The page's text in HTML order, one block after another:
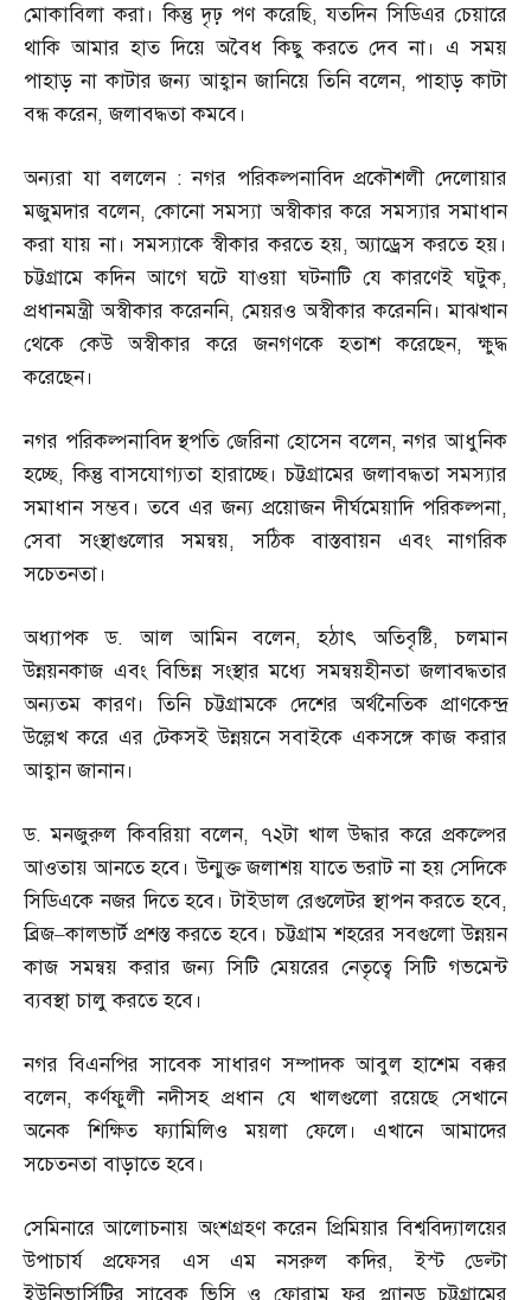
মোকাবিলা করা। কিন্তু দৃঢ় পণ করেছি,যতদিন সিডিএর চেয়ারে
থাকি আমার হাত দিয়ে অবৈধ কিছু করতে দেব না। এ সময়
পাহাড় না কাটার জন্য আহ্বান জানিয়ে তিনি বলেন, পাহাড় কাটা
বন্ধ করেন,জলাবদ্ধতা কমবে।
অন্যরা যা বললেন :নগর পরিকল্পনাবিদ প্রকৌশলী দেলোয়ার
মজুমদার বলেন, কোনো সমস্যা অস্বীকার করে সমস্যার সমাধান
করা যায় না। সমস্যাকে স্বীকার করতে হয়,অ্যাড্রেস করতে হয়।
চট্টগ্রামে কদিন আগে ঘটে যাওয়া ঘটনাটি যে কারণেই ঘটুক,
প্রধানমন্ত্রী অস্বীকার করেননি, মেয়রও অস্বীকার করেননি। মাঝখান
থেকে কেউ অস্বীকার করে জনগণকে হতাশ করেছেন,ক্ষুদ্ধ
করেছেন।
নগর পরিকল্পনাবিদ স্থপতি জেরিনা হোসেন বলেন,নগর আধুনিক
হচ্ছে,কিন্তু বাসযোগ্যতা হারাচ্ছে। চট্টগ্রামের জলাবদ্ধতা সমস্যার
সমাধান সম্ভব। তবে এর জন্য প্রয়োজন দীর্ঘমেয়াদি পরিকল্পনা,
সেবা সংস্থাগুলোর সমন্বয়,সঠিক বাস্তবায়ন এবং নাগরিক
সচেতনতা।
অধ্যাপক ড.আল আমিন বলেন,হঠাৎ অতিবৃষ্টি,চলমান
উন্নয়নকাজ এবং বিভিন্ন সংস্থার মধ্যে সমন্বয়হীনতা জলাবদ্ধতার
অন্যতম কারণ। তিনি চট্টগ্রামকে দেশের অর্থনৈতিক প্রাণকেন্দ্র
উল্লেখ করে এর টেকসই উন্নয়নে সবাইকে একসঙ্গে কাজ করার
আহ্বান জানান।
ড.মনজুরুল কিবরিয়া বলেন, ৭২টা খাল উদ্ধার করে প্রকল্পের
আওতায় আনতে হবে। উন্মুক্ত জলাশয় যাতে ভরাট না হয় সেদিকে
সিডিএকে নজর দিতে হবে। টাইডাল রেগুলেটর স্থাপন করতে হবে,
ব্রিজ–কালভার্ট প্রশস্ত করতে হবে। চট্টগ্রাম শহরের সবগুলো উন্নয়ন
কাজ সমন্বয় করার জন্য সিটি মেয়রের নেতৃত্বে সিটি গভমেন্ট
ব্যবস্থা চালু করতে হবে।
নগর বিএনপির সাবেক সাধারণ সম্পাদক আবুল হাশেম বক্কর
বলেন,কর্ণফুলী নদীসহ প্রধান যে খালগুলো রয়েছে সেখানে
অনেক শিক্ষিত ফ্যামিলিও ময়লা ফেলে। এখানে আমাদের
সচেতনতা বাড়াতে হবে।
সেমিনারে আলোচনায় অংশগ্রহণ করেন প্রিমিয়ার বিশ্ববিদ্যালয়ের
উপাচার্য প্রফেসর এস এম নসরুল কদির,ইস্ট ডেল্টা
ইউনিভার্সিটির সাবেক ভিসি ও ফোরাম ফর প্ল্যানড চট্টগ্রামের